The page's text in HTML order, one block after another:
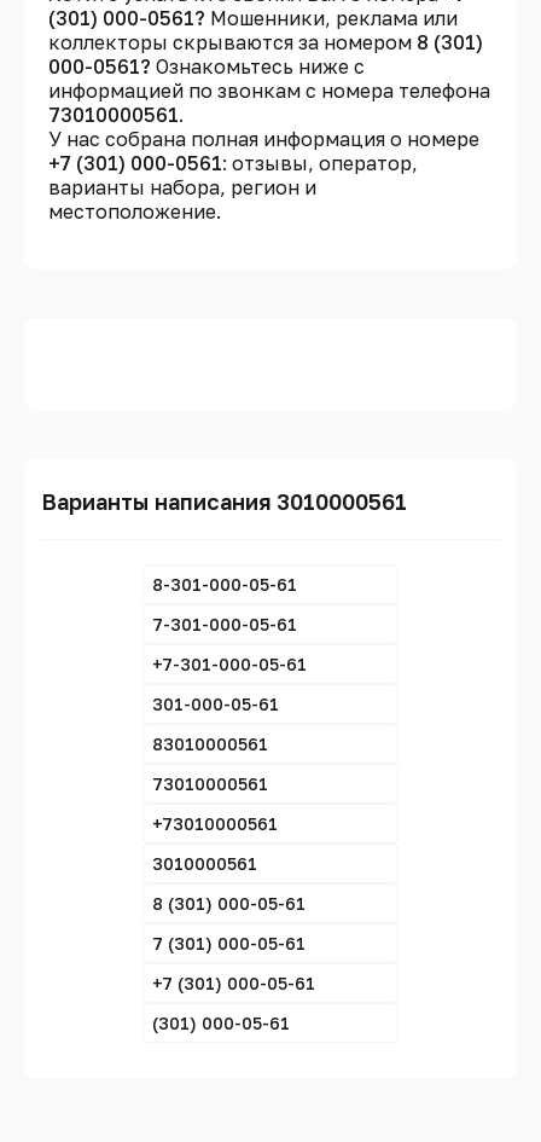
(301) 000-0561? Мошенники, реклама или
коллекторы скрываются за номером 8 (301)
000-0561? Ознакомьтесь ниже с
информацией по звонкам с номера телефона
73010000561.
У нас собрана полная информация о номере
+7 (301) 000-0561: отзывы, оператор,
варианты набора, регион и
местоположение.
Варианты написания 3010000561
8-301-000-05-61
7-301-000-05-61
+7-301-000-05-61
301-000-05-61
83010000561
73010000561
+73010000561
3010000561
8 (301) 000-05-61
7 (301) 000-05-61
+7 (301) 000-05-61
(301) 000-05-61